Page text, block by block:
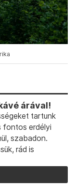
árával!
tartunk
fontos erdélyi
szabadon.
rád is